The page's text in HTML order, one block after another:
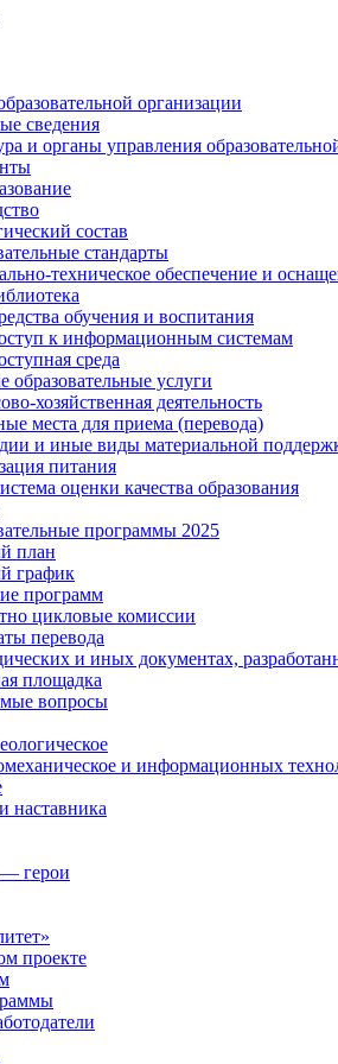
организации
сведения
и органы управления
состав
стандарты
техническое обеспечение и
обучения и воспитания
к информационным системам
среда
образовательные услуги
хозяйственная деятельность
места для приема (перевода)
и иные виды материальной
питания
оценки качества образования
программы 2025
план
график
программ
цикловые комиссии
перевода
и иных документах,
площадка
вопросы
и информационных
наставника
герои
проекте